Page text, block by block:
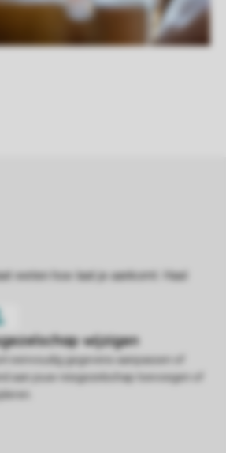
eenvoudig gegevens aanpassen of
aan jouw reisgezelschap toevoegen of